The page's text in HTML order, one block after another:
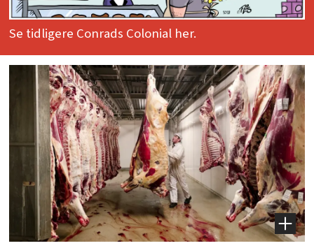
Se tidligere Conrads Colonial her.